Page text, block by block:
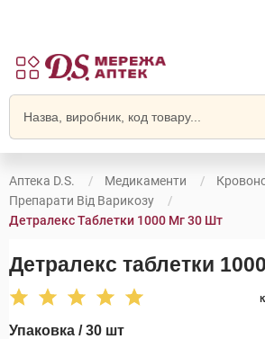
Аптека D.S. Медикаменти
Препарати Від Варикозу
Детралекс Таблетки 1000 Мг 30 Шт
Детралекс таблетки
Упаковка / 30 шт